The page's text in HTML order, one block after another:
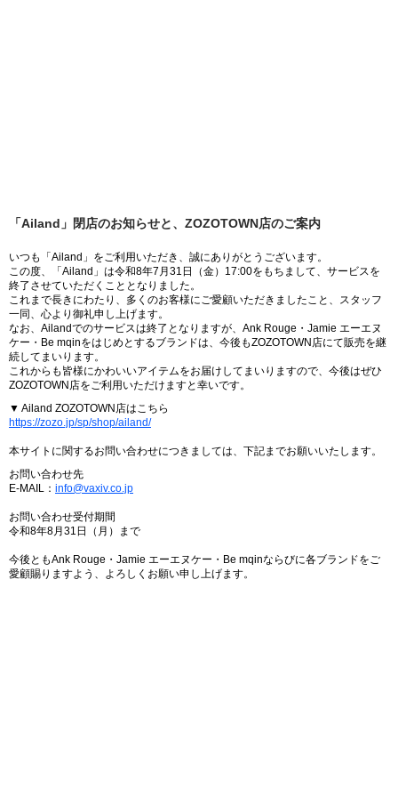
「Ailand」閉店のお知らせと、ZOZOTOWN店のご案内
いつも「Ailand」をご利用いただき、誠にありがとうございます。
この度、「Ailand」は令和8年7月31日（金）17:00をもちまして、サービスを
終了させていただくこととなりました。
これまで長きにわたり、多くのお客様にご愛顧いただきましたこと、スタッフ
一同、心より御礼申し上げます。
なお、Ailandでのサービスは終了となりますが、Ank Rouge・Jamie エーエヌ
ケー・Be mqinをはじめとするブランドは、今後もZOZOTOWN店にて販売を継
続してまいります。
これからも皆様にかわいいアイテムをお届けしてまいりますので、今後はぜひ
ZOZOTOWN店をご利用いただけますと幸いです。
▼ Ailand ZOZOTOWN店はこちら
https://zozo.jp/sp/shop/ailand/
本サイトに関するお問い合わせにつきましては、下記までお願いいたします。
お問い合わせ先
E-MAIL： info@vaxiv.co.jp
お問い合わせ受付期間
令和8年8月31日（月）まで
今後ともAnk Rouge・Jamie エーエヌケー・Be mqinならびに各ブランドをご
愛顧賜りますよう、よろしくお願い申し上げます。